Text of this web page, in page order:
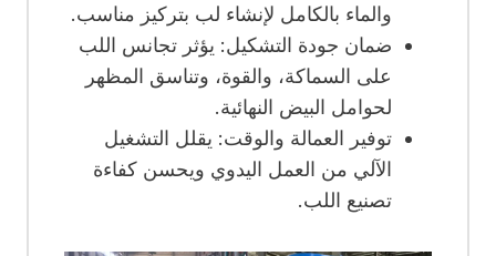
والماء بالكامل لإنشاء لب بتركيز مناسب.
ضمان جودة التشكيل: يؤثر تجانس اللب
على السماكة، والقوة، وتناسق المظهر
لحوامل البيض النهائية.
توفير العمالة والوقت: يقلل التشغيل
الآلي من العمل اليدوي ويحسن كفاءة
تصنيع اللب.